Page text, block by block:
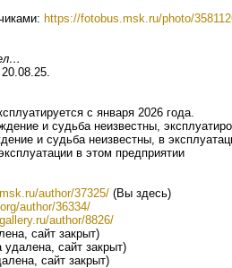
https://fotobus.msk.ru/photo/
с января 2026 года.
и судьба неизвестны,
и судьба неизвестны, в
в этом предприятии
author/37325/ (Вы здесь)
author/36334/
author/8826/
сайт закрыт)
сайт закрыт)
сайт закрыт)